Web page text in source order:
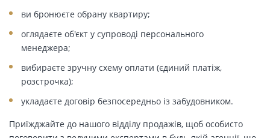
ви бронюєте обрану квартиру;
оглядаєте об'єкт у супроводі персонального
менеджера;
вибираєте зручну схему оплати (єдиний платіж,
розстрочка);
укладаєте договір безпосередньо із забудовником.
Приїжджайте до нашого відділу продажів, щоб особисто